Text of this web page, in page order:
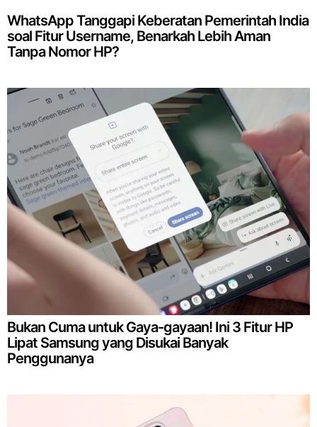
WhatsApp Tanggapi Keberatan Pemerintah India
soal Fitur Username, Benarkah Lebih Aman
Tanpa Nomor HP?
Bukan Cuma untuk Gaya-gayaan! Ini 3 Fitur HP
Lipat Samsung yang Disukai Banyak
Penggunanya